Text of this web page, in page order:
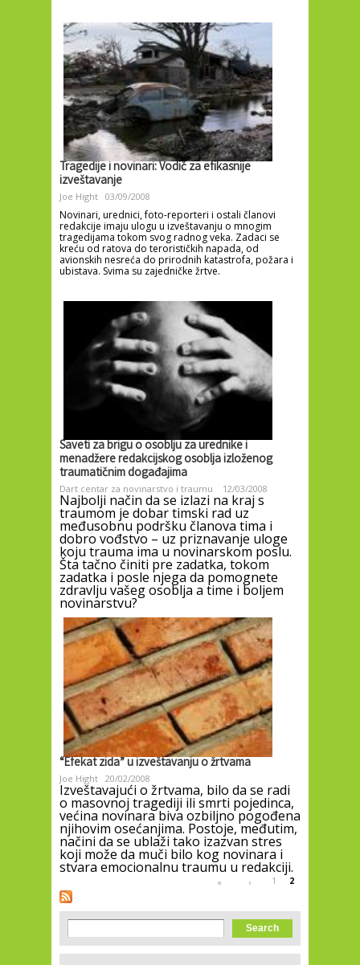
Tragedije i novinari: Vodič za efikasnije
izveštavanje
Joe Hight 03/09/2008
Novinari, urednici, foto-reporteri i ostali članovi
redakcije imaju ulogu u izveštavanju o mnogim
tragedijama tokom svog radnog veka. Zadaci se
kreću od ratova do terorističkih napada, od
avionskih nesreća do prirodnih katastrofa, požara i
ubistava. Svima su zajedničke žrtve.
Saveti za brigu o osoblju za urednike i
menadžere redakcijskog osoblja izloženog
traumatičnim događajima
Dart centar za novinarstvo i traumu 12/03/2008
Najbolji način da se izlazi na kraj s
traumom je dobar timski rad uz
međusobnu podršku članova tima i
dobro vođstvo – uz priznavanje uloge
koju trauma ima u novinarskom poslu.
Šta tačno činiti pre zadatka, tokom
zadatka i posle njega da pomognete
zdravlju vašeg osoblja a time i boljem
novinarstvu?
“Efekat zida” u izveštavanju o žrtvama
Joe Hight 20/02/2008
Izveštavajući o žrtvama, bilo da se radi
o masovnoj tragediji ili smrti pojedinca,
većina novinara biva ozbiljno pogođena
njihovim osećanjima. Postoje, međutim,
načini da se ublaži tako izazvan stres
koji može da muči bilo kog novinara i
stvara emocionalnu traumu u redakciji.
Pages « ‹ 1 2
Search form
Search